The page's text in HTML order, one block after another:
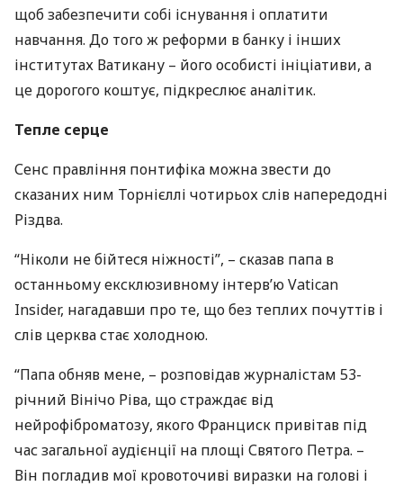
щоб забезпечити собі існування і оплатити
навчання. До того ж реформи в банку і інших
інститутах Ватикану – його особисті ініціативи, а
це дорогого коштує, підкреслює аналітик.
Тепле серце
Сенс правління понтифіка можна звести до
сказаних ним Торнієллі чотирьох слів напередодні
Різдва.
“Ніколи не бійтеся ніжності”, – сказав папа в
останньому ексклюзивному інтерв’ю Vatican
Insider, нагадавши про те, що без теплих почуттів і
слів церква стає холодною.
“Папа обняв мене, – розповідав журналістам 53-
річний Вінічо Ріва, що страждає від
нейрофіброматозу, якого Франциск привітав під
час загальної аудієнції на площі Святого Петра. –
Він погладив мої кровоточиві виразки на голові і